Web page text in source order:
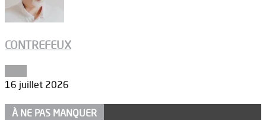
CONTREFEUX
16 juillet 2026
À NE PAS MANQUER